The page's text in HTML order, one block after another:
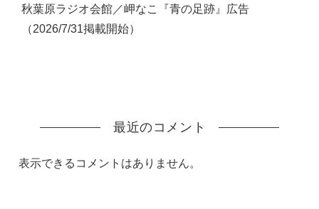
秋葉原ラジオ会館／岬なこ『青の足跡』広告
（2026/7/31掲載開始）
最近のコメント
表示できるコメントはありません。